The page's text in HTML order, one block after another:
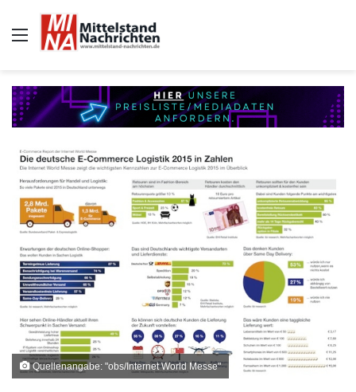
Auswahl
Quellenangabe: "obs/Internet World Messe"